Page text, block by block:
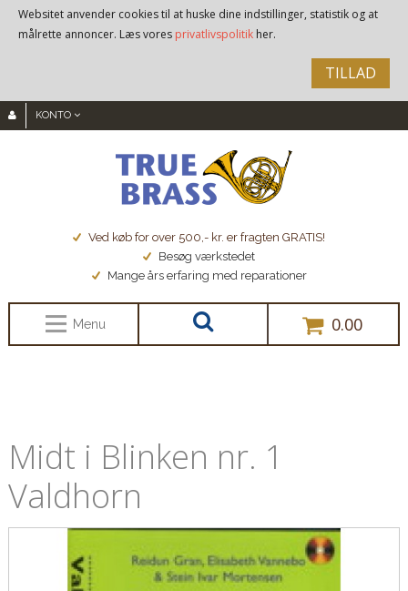
Websitet anvender cookies til at huske dine indstillinger, statistik og at
målrette annoncer. Læs vores privatlivspolitik her.
TILLAD
KONTO
Ved køb for over 500,- kr. er fragten GRATIS!
Besøg værkstedet
Mange års erfaring med reparationer
0.00
Menu
Midt i Blinken nr. 1
Valdhorn